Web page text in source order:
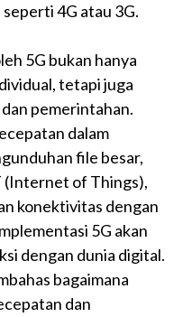
4G atau 3G.
5G bukan hanya
tetapi juga
pemerintahan.
dalam
file besar,
(Internet of Things),
konektivitas dengan
5G akan
dengan dunia digital.
bagaimana
dan